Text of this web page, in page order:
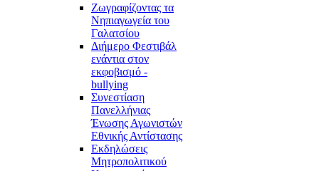
Ζωγραφίζοντας τα
Νηπιαγωγεία του
Γαλατσίου
Διήμερο Φεστιβάλ
ενάντια στον
εκφοβισμό -
bullying
Συνεστίαση
Πανελλήνιας
Ένωσης Αγωνιστών
Εθνικής Αντίστασης
Εκδηλώσεις
Μητροπολιτικού